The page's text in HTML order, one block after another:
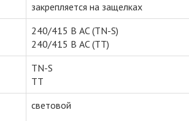
закрепляется на защелках
240/415 В AC (TN-S)
240/415 В AC (TT)
TN-S
TT
cветовой